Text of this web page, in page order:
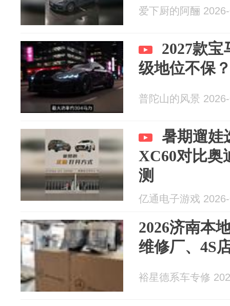
爱下厨的阿酾
2027款宝
级地位不保
普陀山的风景
暑期遛娃
XC60对比奥
测
亿通电子游戏
2026济南本
维修厂、4S
裕星德系车专修